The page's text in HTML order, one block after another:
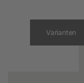
Varianten